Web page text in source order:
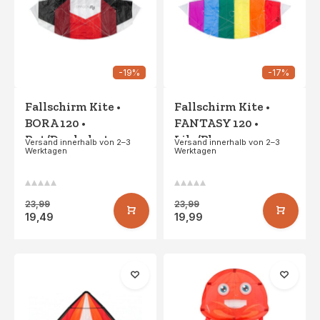
-19%
Fallschirm Kite •
BORA 120 •
Rot/Dunkelrot
Versand innerhalb von 2–3
Werktagen
23,99
19,49
-17%
Fallschirm Kite •
FANTASY 120 •
Lila/Blau
Versand innerhalb von 2–3
Werktagen
23,99
19,99